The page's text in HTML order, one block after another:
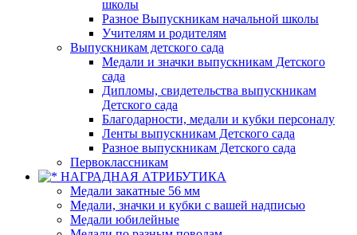
школы
Разное Выпускникам начальной школы
Учителям и родителям
Выпускникам детского сада
Медали и значки выпускникам Детского
сада
Дипломы, свидетельства выпускникам
Детского сада
Благодарности, медали и кубки персоналу
Ленты выпускникам Детского сада
Разное выпускникам Детского сада
Первоклассникам
НАГРАДНАЯ АТРИБУТИКА
Медали закатные 56 мм
Медали, значки и кубки с вашей надписью
Медали юбилейные